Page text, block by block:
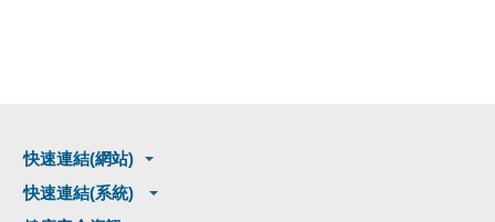
快速連結(網站)
快速連結(系統)